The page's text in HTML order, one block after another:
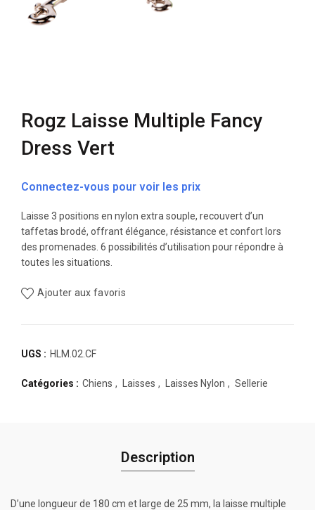
Rogz Laisse Multiple Fancy
Dress Vert
Connectez-vous pour voir les prix
Laisse 3 positions en nylon extra souple, recouvert d’un
taffetas brodé, offrant élégance, résistance et confort lors
des promenades. 6 possibilités d’utilisation pour répondre à
toutes les situations.
Ajouter aux favoris
UGS : HLM.02.CF
Catégories : Chiens , Laisses , Laisses Nylon , Sellerie
Description
D’une longueur de 180 cm et large de 25 mm, la laisse multiple